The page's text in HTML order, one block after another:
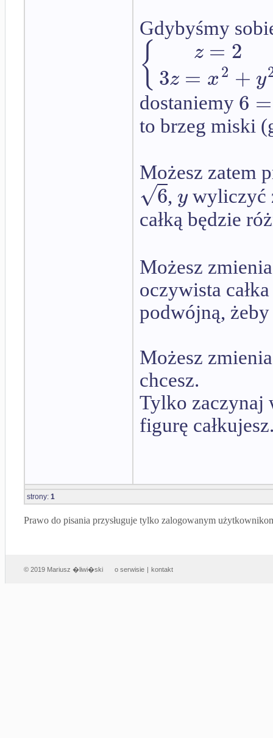
Gdybyśmy
{ z = 2
3z = x2 + y
dostaniemy 6 =
to brzeg miski
Możesz zatem
6
√ , ywyliczyć
całką będzie
Możesz
oczywista
podwójną,
Możesz
chcesz.
Tylko zaczynaj
figurę
strony: 1
Prawo do pisania przysługuje tylko zalogowanym
© 2019 Mariusz �liwi�ski o serwisie | kontakt